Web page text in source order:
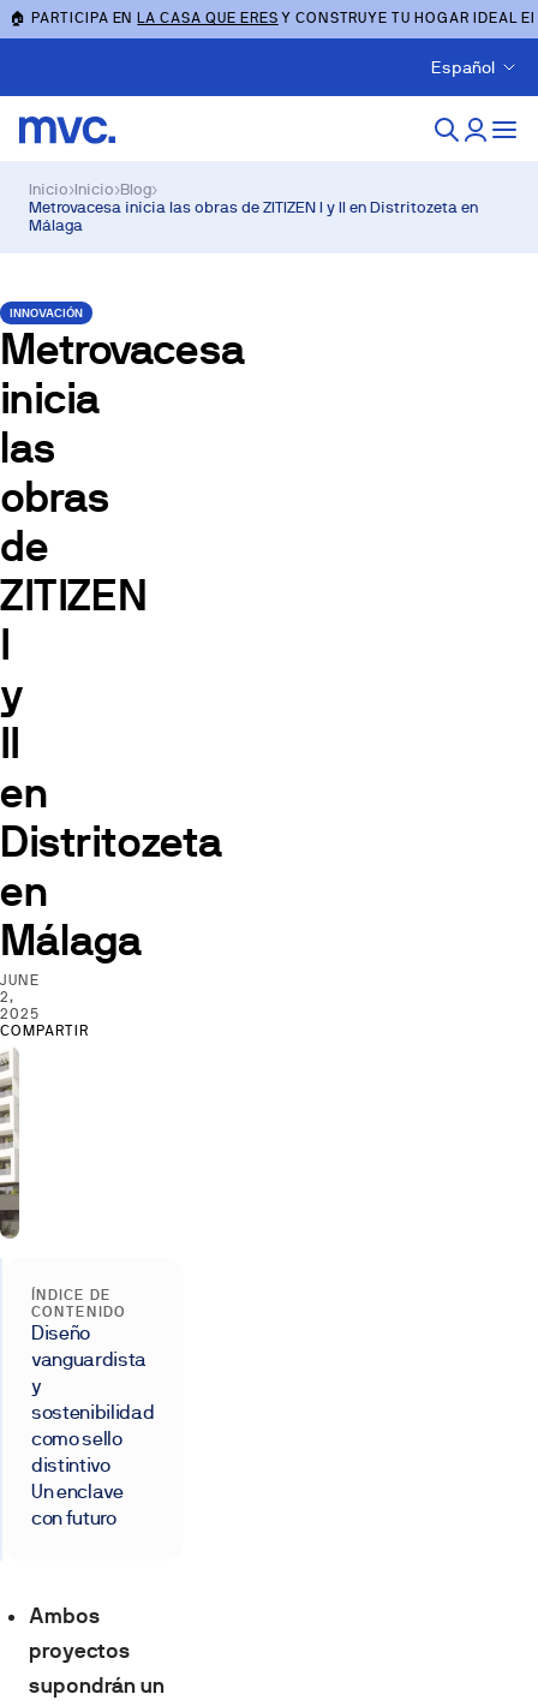
🏠 PARTICIPA ENLA CASA QUE ERES Y CONSTRUYE TU HOGAR IDEAL
Español
Inicio›Inicio›Blog›
Metrovacesa inicia las obras de ZITIZEN I y II en Distritozeta en
Málaga
INNOVACIÓN
Metrovacesa
inicia
las
obras
de
ZITIZEN
I
y
II
en
Distritozeta
en
Málaga
JUNE
2,
2025
COMPARTIR
Ambos
proyectos
supondrán un
ÍNDICE DE
CONTENIDO
Diseño
vanguardista
y
sostenibilidad
como sello
distintivo
Un enclave
con futuro